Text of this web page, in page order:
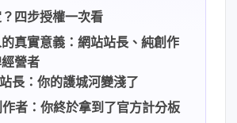
四步授權一次看
真實意義：網站站長、純創作
營者
長：你的護城河變淺了
者：你終於拿到了官方計分板